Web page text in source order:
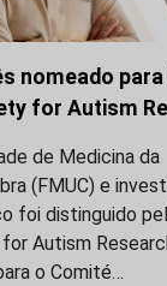
nomeado
for Autism
de Medicina da
(FMUC) e
foi distinguido
Autism
o Comité…